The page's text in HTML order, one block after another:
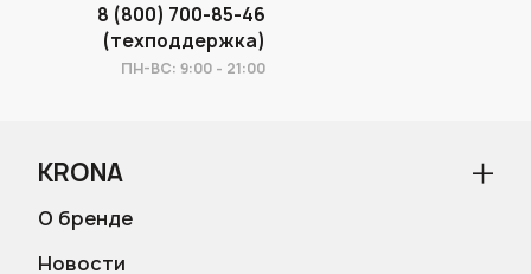
8 (800) 700-85-46
(техподдержка)
ПН-ВС: 9:00 - 21:00
KRONA
О бренде
Новости